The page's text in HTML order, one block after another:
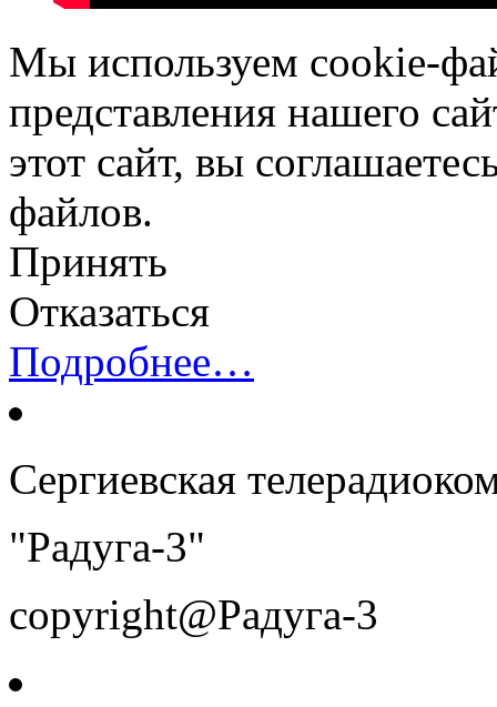
Мы используем cookie-
представления нашего
этот сайт, вы
файлов.
Принять
Отказаться
Подробнее…
Сергиевская
"Радуга-3"
copyright@Радуга-3